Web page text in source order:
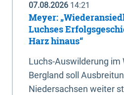
07.08.2026 14:21
Meyer:
Luchses
Harz hinaus“
Luchs-Auswilderung im
Bergland soll
Niedersachsen weiter